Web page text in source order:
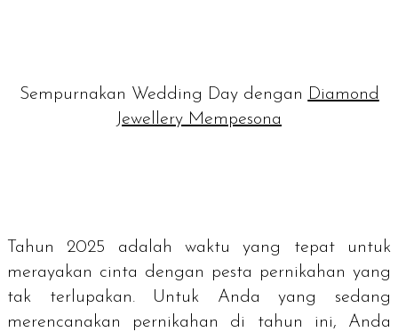
Sempurnakan Wedding Day dengan Diamond
Jewellery Mempesona
Tahun 2025 adalah waktu yang tepat untuk
merayakan cinta dengan pesta pernikahan yang
tak terlupakan. Untuk Anda yang sedang
merencanakan pernikahan di tahun ini, Anda